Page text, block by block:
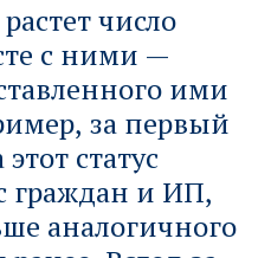
число
с ними —
ими
за первый
статус
граждан и ИП,
аналогичного